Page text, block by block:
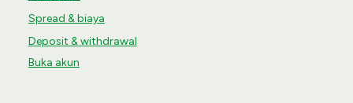
Spread & biaya
Deposit & withdrawal
Buka akun